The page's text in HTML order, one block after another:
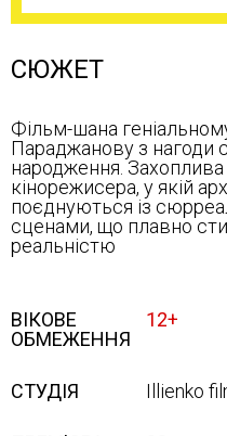
СЮЖЕТ
Фільм-шана
Параджанову з нагоди
народження.
кінорежисера, у якій
поєднуються із
сценами, що плавно
реальністю
ВІКОВЕ
ОБМЕЖЕННЯ
12+
СТУДІЯ Illienko